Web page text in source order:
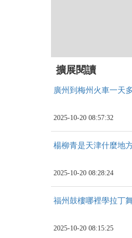
擴展閱讀
廣州到梅州火車一天
2025-10-20 08:57:32
楊柳青是天津什麼地
2025-10-20 08:28:24
福州鼓樓哪裡學拉丁
2025-10-20 08:15:25